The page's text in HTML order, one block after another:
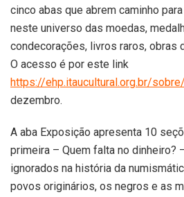
cinco abas que abrem caminho
neste universo das moedas,
condecorações, livros raros, obras
O acesso é por este link
https://ehp.itaucultural.org.br/sobre/
dezembro.
A aba Exposição apresenta 10
primeira – Quem falta no dinheiro?
ignorados na história da
povos originários, os negros e as